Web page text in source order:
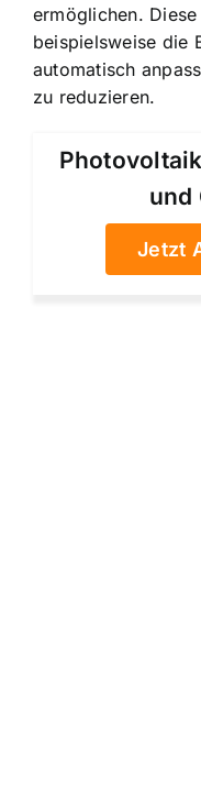
ermöglichen.
beispielsweise die
automatisch
zu reduzieren.
und
Jetzt